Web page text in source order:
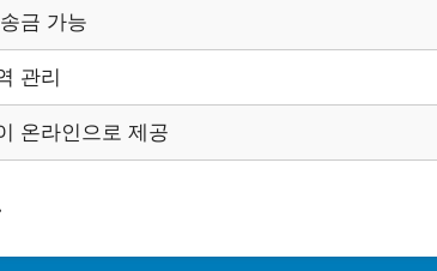
금 가능
관리
온라인으로 제공